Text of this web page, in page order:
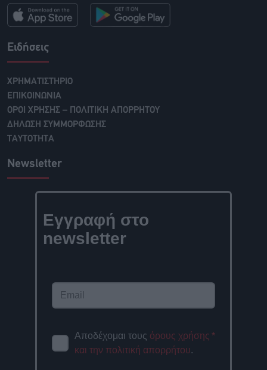
Ειδήσεις
ΧΡΗΜΑΤΙΣΤΗΡΙΟ
ΕΠΙΚΟΙΝΩΝΙΑ
ΟΡΟΙ ΧΡΗΣΗΣ – ΠΟΛΙΤΙΚΗ ΑΠΟΡΡΗΤΟΥ
ΔΗΛΩΣΗ ΣΥΜΜΟΡΦΩΣΗΣ
ΤΑΥΤΟΤΗΤΑ
Newsletter
Εγγραφή στο
newsletter
Αποδέχομαι τους όρους χρήσης
και την πολιτική απορρήτου.
*